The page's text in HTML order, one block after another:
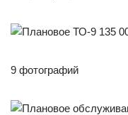
9 фотографий